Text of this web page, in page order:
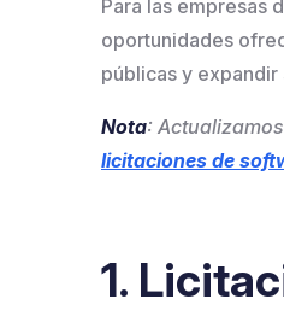
Para las empresas
oportunidades
públicas y
Nota:
licitaciones de
1.